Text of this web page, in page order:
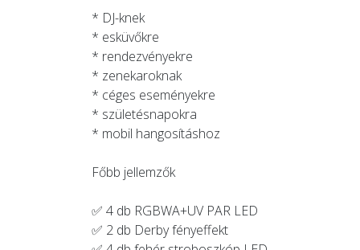
* DJ-knek
* esküvőkre
* rendezvényekre
* zenekaroknak
* céges eseményekre
* születésnapokra
* mobil hangosításhoz
Főbb jellemzők
✅ 4 db RGBWA+UV PAR LED
✅ 2 db Derby fényeffekt